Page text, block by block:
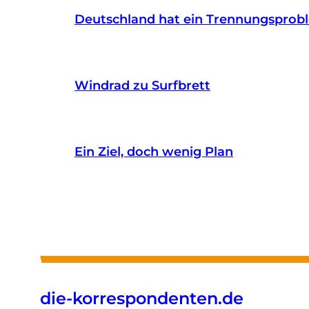
Deutschland hat ein
Windrad zu Surfbrett
Ein Ziel, doch wenig Plan
die-korrespondenten.de